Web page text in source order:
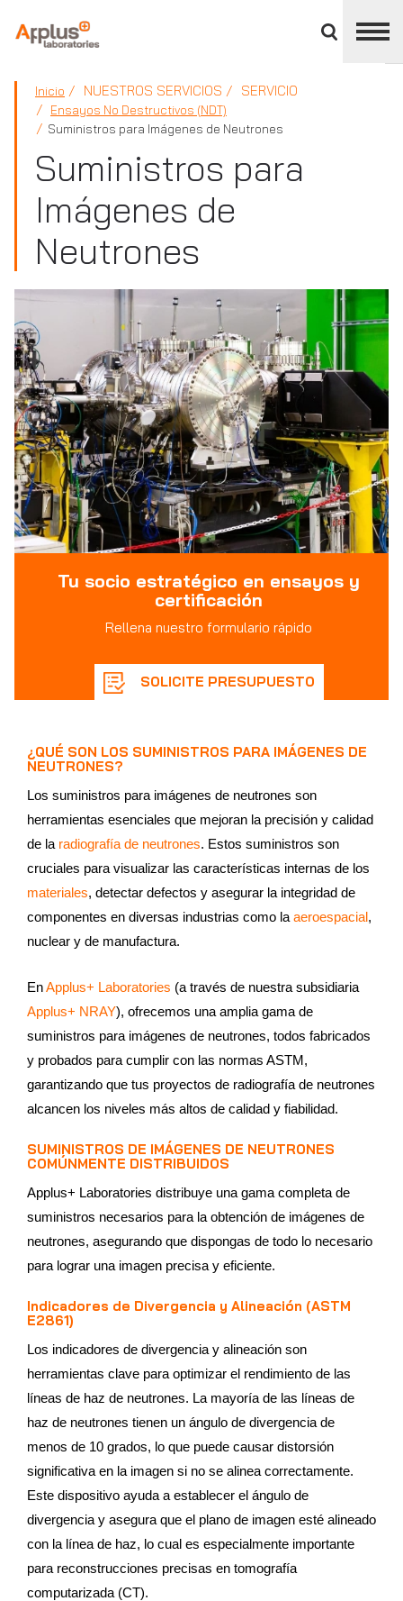
panel
APPLUS+
Inicio NUESTROS SERVICIOS SERVICIO
Ensayos No Destructivos (NDT)
Suministros para Imágenes de Neutrones
Suministros para
Imágenes de
Neutrones
Tu socio estratégico en ensayos y
certificación
Rellena nuestro formulario rápido
SOLICITE PRESUPUESTO
¿QUÉ SON LOS SUMINISTROS PARA IMÁGENES DE
NEUTRONES?
Los suministros para imágenes de neutrones son
herramientas esenciales que mejoran la precisión y calidad
de la radiografía de neutrones. Estos suministros son
cruciales para visualizar las características internas de los
materiales, detectar defectos y asegurar la integridad de
componentes en diversas industrias como la aeroespacial,
nuclear y de manufactura.
EnApplus+ Laboratories (a través de nuestra subsidiaria
Applus+ NRAY), ofrecemos una amplia gama de
suministros para imágenes de neutrones, todos fabricados
y probados para cumplir con las normas ASTM,
garantizando que tus proyectos de radiografía de neutrones
alcancen los niveles más altos de calidad y fiabilidad.
SUMINISTROS DE IMÁGENES DE NEUTRONES
COMÚNMENTE DISTRIBUIDOS
Applus+ Laboratories distribuye una gama completa de
suministros necesarios para la obtención de imágenes de
neutrones, asegurando que dispongas de todo lo necesario
para lograr una imagen precisa y eficiente.
Indicadores de Divergencia y Alineación (ASTM
E2861)
Los indicadores de divergencia y alineación son
herramientas clave para optimizar el rendimiento de las
líneas de haz de neutrones. La mayoría de las líneas de
haz de neutrones tienen un ángulo de divergencia de
menos de 10 grados, lo que puede causar distorsión
significativa en la imagen si no se alinea correctamente.
Este dispositivo ayuda a establecer el ángulo de
divergencia y asegura que el plano de imagen esté alineado
con la línea de haz, lo cual es especialmente importante
para reconstrucciones precisas en tomografía
computarizada (CT).